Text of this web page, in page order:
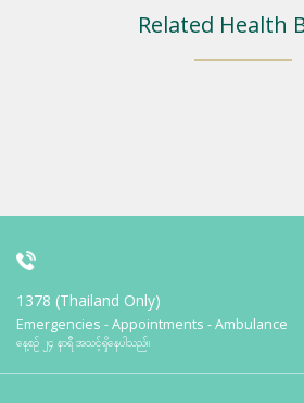
Related Health
1378 (Thailand Only)
Emergencies - Appointments - Ambulance
နေ့စဉ် ၂၄ နာရီ အသင့်ရှိနေပါသည်။